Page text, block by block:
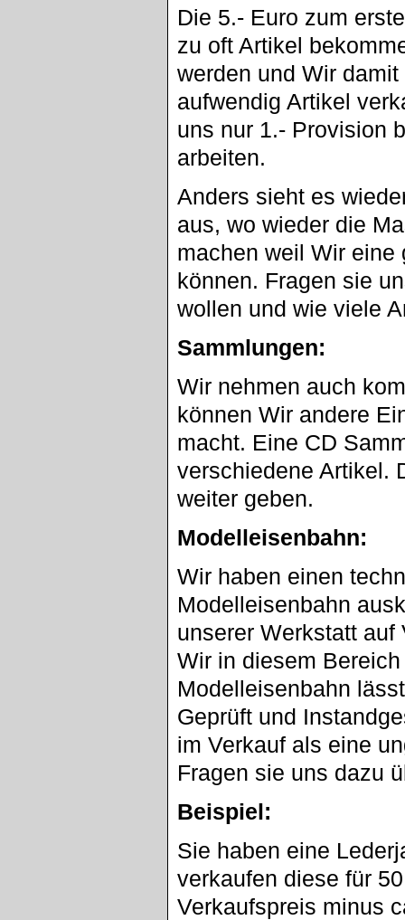
Die 5.- Euro zum
zu oft Artikel
werden und Wir
aufwendig Artikel
uns nur 1.- Provision
arbeiten.
Anders sieht es
aus, wo wieder die
machen weil Wir
können. Fragen sie
wollen und wie viele
Sammlungen:
Wir nehmen auch
können Wir andere
macht. Eine CD
verschiedene Artikel.
weiter geben.
Modelleisenbahn:
Wir haben einen
Modelleisenbahn
unserer Werkstatt
Wir in diesem
Modelleisenbahn
Geprüft und
im Verkauf als eine
Fragen sie uns dazu
Beispiel:
Sie haben eine
verkaufen diese für
Verkaufspreis minus